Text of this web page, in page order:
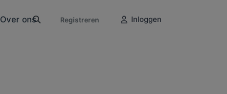
Over ons Registreren Inloggen